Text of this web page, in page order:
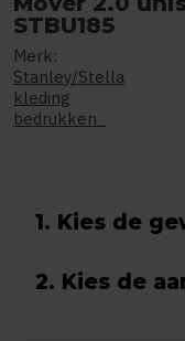
STBU185
Merk:
Stanley/Stella
kleding
bedrukken
1. Kies de
2. Kies de